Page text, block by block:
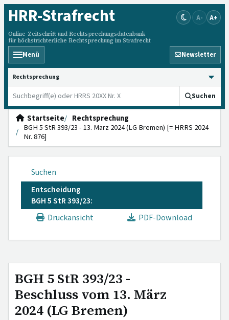
HRR-Strafrecht
Online-Zeitschrift und Rechtsprechungsdatenbank
für höchstrichterliche Rechtsprechung im Strafrecht
A- A+
Menü Newsletter
HRRS durchsuchen
Suchen
Startseite
Rechtsprechung
BGH 5 StR 393/23 - 13. März 2024 (LG Bremen) [= HRRS 2024
Nr. 876]
Suchen
Entscheidung
BGH 5 StR 393/23:
Druckansicht
PDF-Download
BGH 5 StR 393/23 -
Beschluss vom 13. März
2024 (LG Bremen)